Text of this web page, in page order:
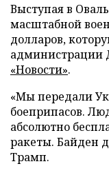
Выступая в
масштабной
долларов,
администрации
«Новости».
«Мы передали
боеприпасов.
абсолютно
ракеты. Байден
Трамп.